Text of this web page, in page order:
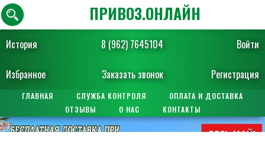
История 8 (962) 7645104 Войти
Избранное Заказать звонок Регистрация
ПРИВОЗ.ОНЛАЙН
ГЛАВНАЯ СЛУЖБА КОНТРОЛЯ
ОПЛАТА И ДОСТАВКА
ОТЗЫВЫ
О НАС КОНТАКТЫ